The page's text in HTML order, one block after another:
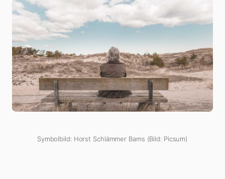
Symbolbild: Horst Schlämmer Bams (Bild: Picsum)